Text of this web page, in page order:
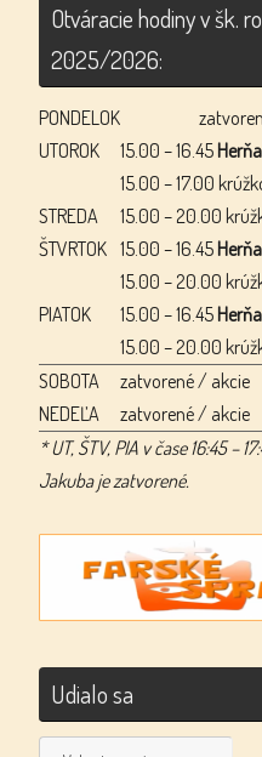
Otváracie hodiny v šk.
2025/2026:
PONDELOK
UTOROK
15.00 – 16.45Herňa
15.00 – 17.00
STREDA
15.00 – 20.00
ŠTVRTOK 15.00 – 16.45Herňa
15.00 – 20.00
PIATOK
15.00 – 16.45Herňa
15.00 – 20.00
SOBOTA
zatvorené / akcie
NEDEĽA
zatvorené / akcie
* UT, ŠTV, PIA v čase 16:45 –
Jakuba je zatvorené.
Udialo sa
Udialo